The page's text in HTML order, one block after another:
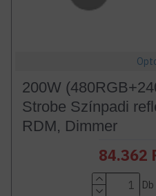
200W
Strobe Színpadi
RDM, Dimmer
84.362
Db